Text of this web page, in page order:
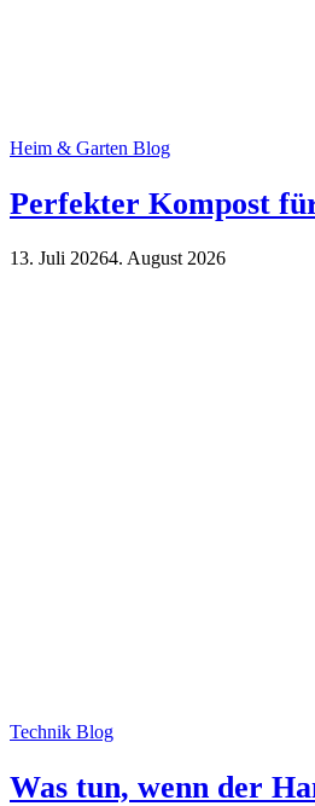
Heim & Garten Blog
Perfekter Kompost
13. Juli 20264. August 2026
Technik Blog
Was tun, wenn der